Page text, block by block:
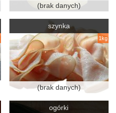
(brak danych)
szynka
1kg
(brak danych)
ogórki